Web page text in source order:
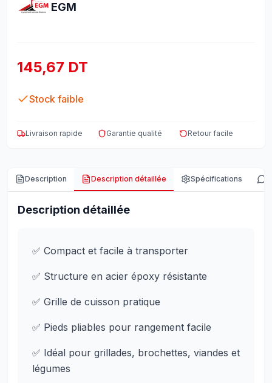
EGM
145,67 DT
Stock faible
Livraison rapide Garantie qualité Retour facile
Description Description détaillée Spécifications
Description détaillée
✅ Compact et facile à transporter
✅ Structure en acier époxy résistante
✅ Grille de cuisson pratique
✅ Pieds pliables pour rangement facile
✅ Idéal pour grillades, brochettes, viandes et
légumes